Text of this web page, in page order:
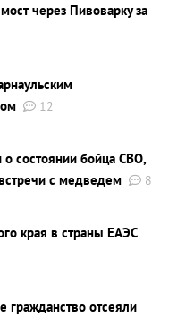
через Пивоварку за
12
о состоянии бойца СВО,
с медведем
8
края в страны ЕАЭС
гражданство отсеяли